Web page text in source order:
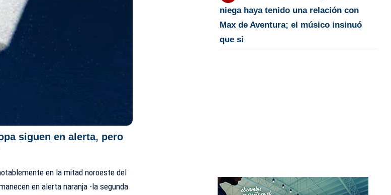
siguen en alerta, pero
en la mitad noroeste del
en alerta naranja -la segunda
niega haya tenido una relación con
Max de Aventura; el músico insinuó
que si